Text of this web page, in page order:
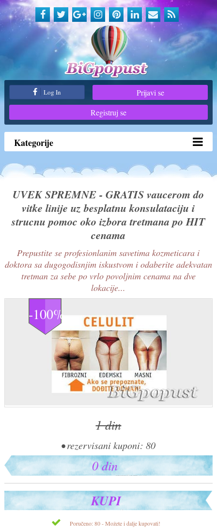
Log In
Prijavi se
Registruj se
Kategorije
UVEK SPREMNE - GRATIS vaucerom do
vitke linije uz besplatnu konsulataciju i
strucnu pomoc oko izbora tretmana po HIT
cenama
Prepustite se profesionlanim savetima kozmeticara i
doktora sa dugogodisnjim iskustvom i odaberite adekvatan
tretman za sebe po vrlo povoljnim cenama na dve
lokacije...
-100%
1 din
• rezervisani kuponi: 80
0 din
KUPI
Poručeno: 80 - Možete i dalje kupovati!